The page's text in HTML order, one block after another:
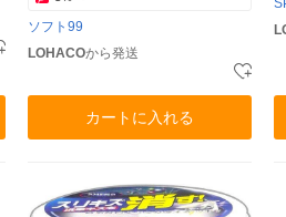
ソフト99
LOHACOから発送
カートに入れる